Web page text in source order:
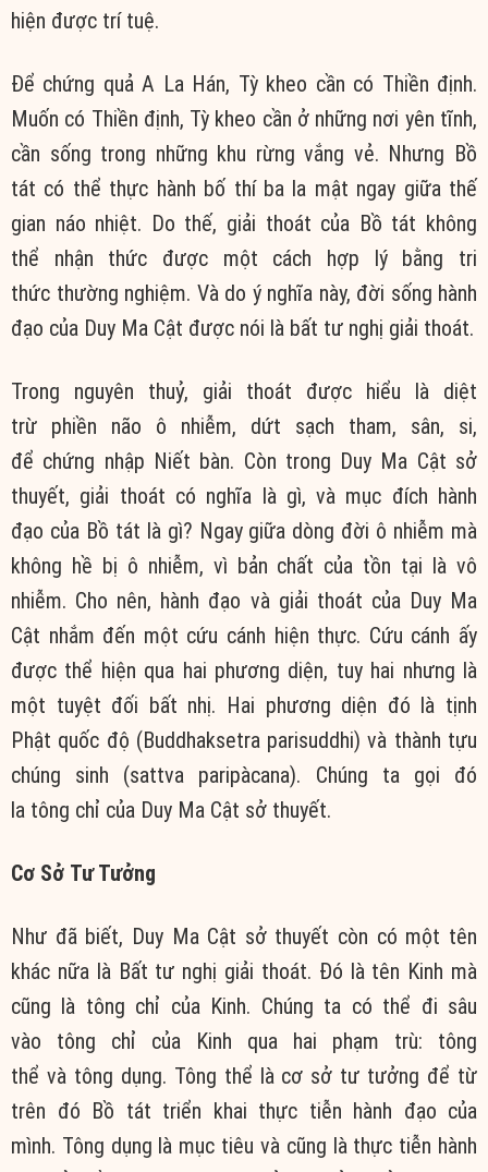
hiện được trí tuệ.
Để chứng quả A La Hán, Tỳ kheo cần có Thiền định.
Muốn có Thiền định, Tỳ kheo cần ở những nơi yên tĩnh,
cần sống trong những khu rừng vắng vẻ. Nhưng Bồ
tát có thể thực hành bố thí ba la mật ngay giữa thế
gian náo nhiệt. Do thế, giải thoát của Bồ tát không
thể nhận thức được một cách hợp lý bằng tri
thức thường nghiệm. Và do ý nghĩa này, đời sống hành
đạo của Duy Ma Cật được nói là bất tư nghị giải thoát.
Trong nguyên thuỷ, giải thoát được hiểu là diệt
trừ phiền não ô nhiễm, dứt sạch tham, sân, si,
để chứng nhập Niết bàn. Còn trong Duy Ma Cật sở
thuyết, giải thoát có nghĩa là gì, và mục đích hành
đạo của Bồ tát là gì? Ngay giữa dòng đời ô nhiễm mà
không hề bị ô nhiễm, vì bản chất của tồn tại là vô
nhiễm. Cho nên, hành đạo và giải thoát của Duy Ma
Cật nhắm đến một cứu cánh hiện thực. Cứu cánh ấy
được thể hiện qua hai phương diện, tuy hai nhưng là
một tuyệt đối bất nhị. Hai phương diện đó là tịnh
Phật quốc độ (Buddhaksetra parisuddhi) và thành tựu
chúng sinh (sattva paripàcana). Chúng ta gọi đó
la tông chỉ của Duy Ma Cật sở thuyết.
Cơ Sở Tư Tưởng
Như đã biết, Duy Ma Cật sở thuyết còn có một tên
khác nữa là Bất tư nghị giải thoát. Đó là tên Kinh mà
cũng là tông chỉ của Kinh. Chúng ta có thể đi sâu
vào tông chỉ của Kinh qua hai phạm trù: tông
thể và tông dụng. Tông thể là cơ sở tư tưởng để từ
trên đó Bồ tát triển khai thực tiễn hành đạo của
mình. Tông dụng là mục tiêu và cũng là thực tiễn hành